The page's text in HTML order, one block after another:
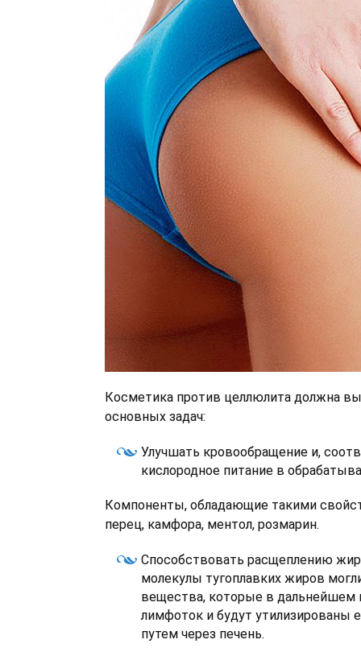
Косметика против целлюлита должна
основных задач:
Улучшать кровообращение и,
кислородное питание в
Компоненты, обладающие такими
перец, камфора, ментол, розмарин.
Способствовать расщеплению
молекулы тугоплавких жиров
вещества, которые в дальнейшем
лимфоток и будут утилизированы
путем через печень.